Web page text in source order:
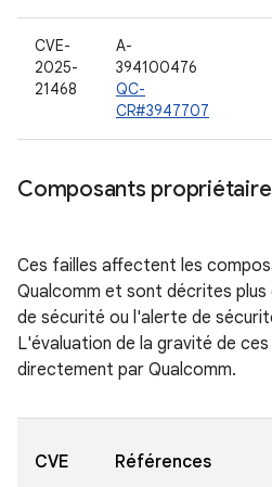
CVE-
2025-
21468
A-
394100476
QC-
CR#3947707
Composants
Ces failles affectent les
Qualcomm et sont décrites plus
de sécurité ou l'alerte de
L'évaluation de la gravité de
directement par Qualcomm.
CVE Références